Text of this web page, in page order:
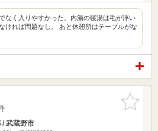
なく入りやすかった。内湯の寝湯は毛が浮い
ければ問題なし。 あと休憩所はテーブルがな
お気に入
りに追加
/ 武蔵野市